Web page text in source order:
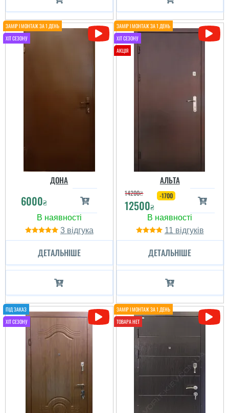
деньги. Мониторил
качество. Большой
выбор в магазине! ...
читати всі відгуки
Паша
Дуже сподобався колір
та комплектація, метал.
Велике дякую за вибір
читати всі відгуки
ДОНА
6000₴
3
ДЕТАЛЬНІШЕ
АЛЬТА
14200₴
12500₴
-1700
11
ДЕТАЛЬНІШЕ